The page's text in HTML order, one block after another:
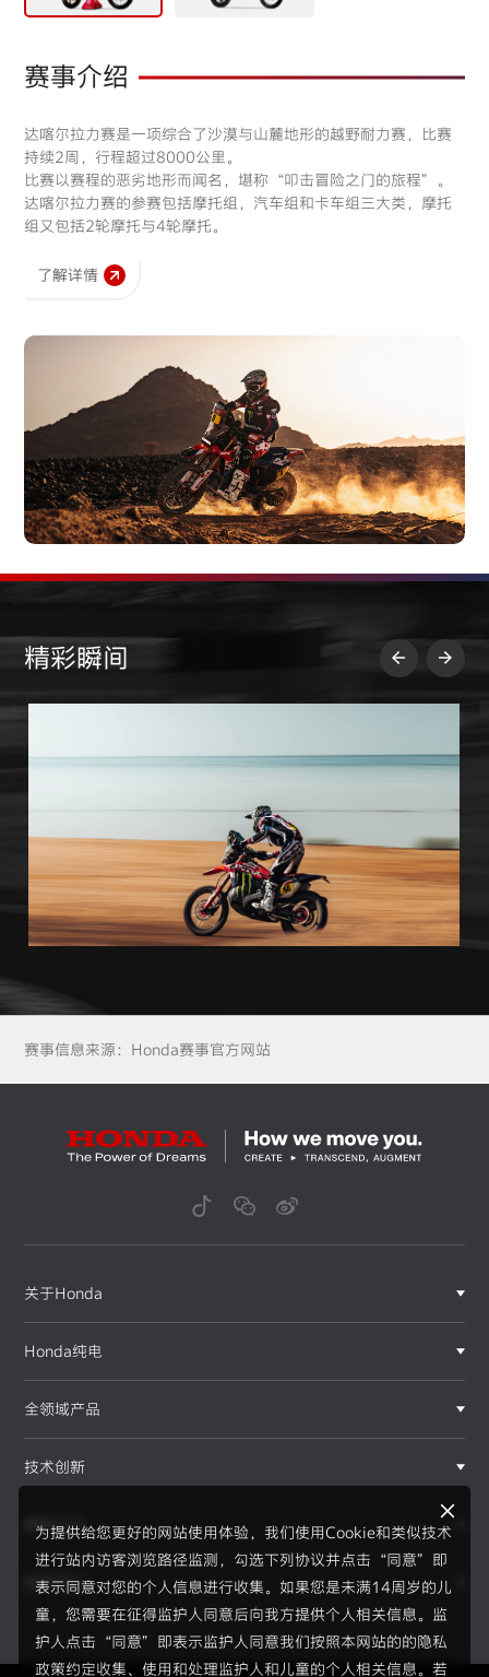
赛事介绍
达喀尔拉力赛是一项综合了沙漠与山麓地形的越野耐力赛，比赛
持续2周，行程超过8000公里。
比赛以赛程的恶劣地形而闻名，堪称“叩击冒险之门的旅程”。
达喀尔拉力赛的参赛包括摩托组，汽车组和卡车组三大类，摩托
组又包括2轮摩托与4轮摩托。
了解详情
精彩瞬间
赛事信息来源：Honda赛事官方网站
为提供给您更好的网站使用体验，我们使用Cookie和类似技术
进行站内访客浏览路径监测，勾选下列协议并点击“同意”即
表示同意对您的个人信息进行收集。如果您是未满14周岁的儿
童，您需要在征得监护人同意后向我方提供个人相关信息。监
护人点击“同意”即表示监护人同意我们按照本网站的的隐私
政策约定收集、使用和处理监护人和儿童的个人相关信息。若
关于Honda
Honda纯电
全领域产品
技术创新
赛事运动
新闻资讯
F1®赛事